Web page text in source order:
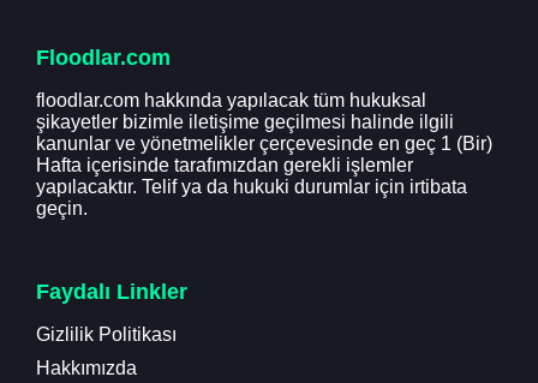
Floodlar.com
floodlar.com hakkında yapılacak tüm hukuksal
şikayetler bizimle iletişime geçilmesi halinde ilgili
kanunlar ve yönetmelikler çerçevesinde en geç 1 (Bir)
Hafta içerisinde tarafımızdan gerekli işlemler
yapılacaktır. Telif ya da hukuki durumlar için irtibata
geçin.
Faydalı Linkler
Gizlilik Politikası
Hakkımızda